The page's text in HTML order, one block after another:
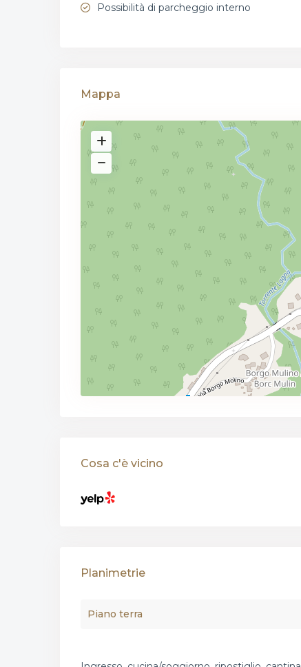
Possibilità di parcheggio interno
Mappa
Cosa c'è vicino
Planimetrie
Piano terra